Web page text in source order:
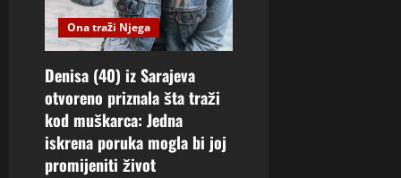
Ona traži Njega
Denisa (40) iz Sarajeva
otvoreno priznala šta traži
kod muškarca: Jedna
iskrena poruka mogla bi joj
promijeniti život